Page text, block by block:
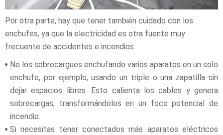
Por otra parte, hay que tener también cuidado con los
enchufes, ya que la electricidad es otra fuente muy
frecuente de accidentes e incendios.
No los sobrecargues enchufando varios aparatos en un solo
enchufe, por ejemplo, usando un triple o una zapatilla sin
dejar espacios libres. Esto calienta los cables y genera
sobrecargas, transformándolos en un foco potencial de
incendio.
Si necesitas tener conectados más aparatos eléctricos